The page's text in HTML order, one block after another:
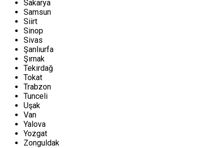
Sakarya
Samsun
Siirt
Sinop
Sivas
Şanlıurfa
Şırnak
Tekirdağ
Tokat
Trabzon
Tunceli
Uşak
Van
Yalova
Yozgat
Zonguldak